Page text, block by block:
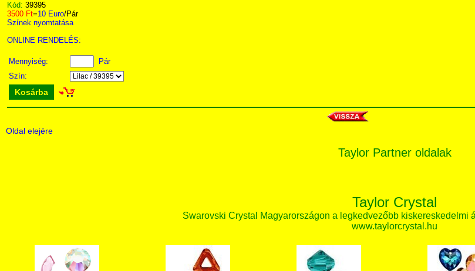
Kód: 39395
3500 Ft=10 Euro/Pár
Színek nyomtatása
ONLINE RENDELÉS:
Mennyiség:
Pár
Szín:
Kosárba
Oldal elejére
Taylor Partner oldalak
Taylor Crystal
Swarovski Crystal Magyarországon a legkedvezőbb kiskereskedelmi
www.taylorcrystal.hu